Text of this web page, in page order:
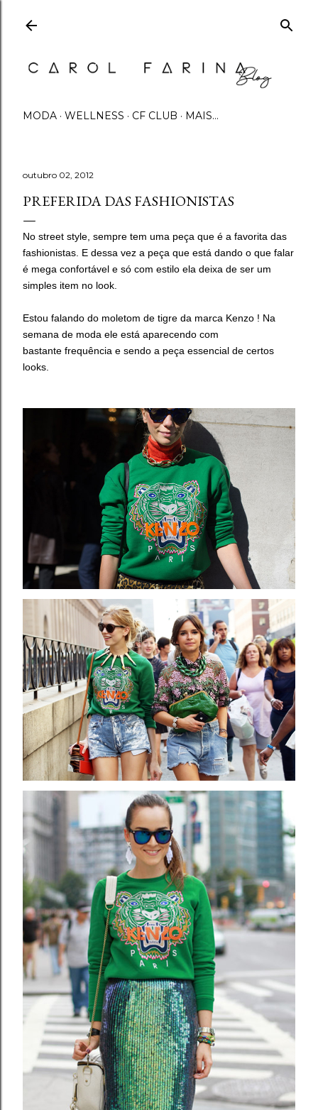
MODA WELLNESS CF CLUB MAIS…
outubro 02, 2012
PREFERIDA DAS FASHIONISTAS
No street style, sempre tem uma peça que é a favorita das
fashionistas. E dessa vez a peça que está dando o que falar
é mega confortável e só com estilo ela deixa de ser um
simples item no look.
Estou falando do moletom de tigre da marca Kenzo ! Na
semana de moda ele está aparecendo com
bastante frequência e sendo a peça essencial de certos
looks.